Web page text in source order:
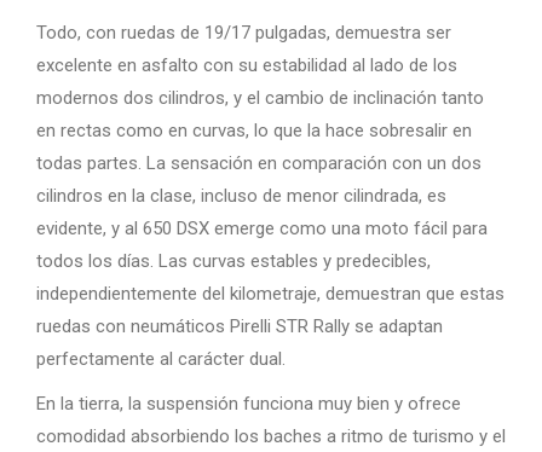
Todo, con ruedas de 19/17 pulgadas, demuestra ser
excelente en asfalto con su estabilidad al lado de los
modernos dos cilindros, y el cambio de inclinación tanto
en rectas como en curvas, lo que la hace sobresalir en
todas partes. La sensación en comparación con un dos
cilindros en la clase, incluso de menor cilindrada, es
evidente, y al 650 DSX emerge como una moto fácil para
todos los días. Las curvas estables y predecibles,
independientemente del kilometraje, demuestran que estas
ruedas con neumáticos Pirelli STR Rally se adaptan
perfectamente al carácter dual.
En la tierra, la suspensión funciona muy bien y ofrece
comodidad absorbiendo los baches a ritmo de turismo y el